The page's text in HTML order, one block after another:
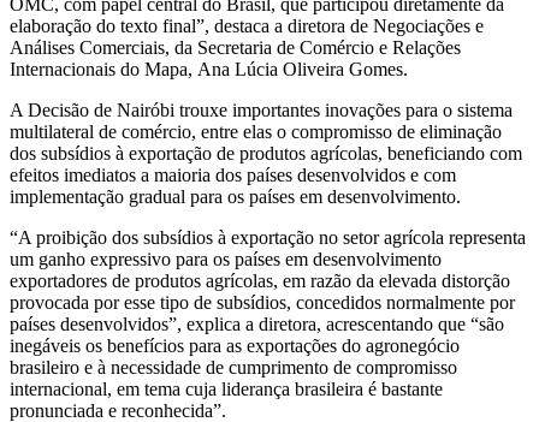
elaboração do texto final”, destaca a diretora de Negociações e
Análises Comerciais, da Secretaria de Comércio e Relações
Internacionais do Mapa, Ana Lúcia Oliveira Gomes.
A Decisão de Nairóbi trouxe importantes inovações para o sistema
multilateral de comércio, entre elas o compromisso de eliminação
dos subsídios à exportação de produtos agrícolas, beneficiando com
efeitos imediatos a maioria dos países desenvolvidos e com
implementação gradual para os países em desenvolvimento.
“A proibição dos subsídios à exportação no setor agrícola representa
um ganho expressivo para os países em desenvolvimento
exportadores de produtos agrícolas, em razão da elevada distorção
provocada por esse tipo de subsídios, concedidos normalmente por
países desenvolvidos”, explica a diretora, acrescentando que “são
inegáveis os benefícios para as exportações do agronegócio
brasileiro e à necessidade de cumprimento de compromisso
internacional, em tema cuja liderança brasileira é bastante
pronunciada e reconhecida”.